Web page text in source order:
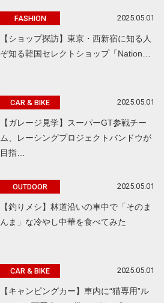
FASHION 2025.05.01
【ショップ探訪】東京・西新宿に知る人
ぞ知る韓国セレクトショップ「Nation…
CAR & BIKE 2025.05.01
【ガレージ見学】スーパーGT参戦チー
ム、レーシングプロジェクトバンドウが
目指…
OUTDOOR 2025.05.01
【釣りメシ】林道沿いの車中で「そのま
んま」な冷やし中華を食べてみた
CAR & BIKE 2025.05.01
【キャンピングカー】車内に“猫専用”ル